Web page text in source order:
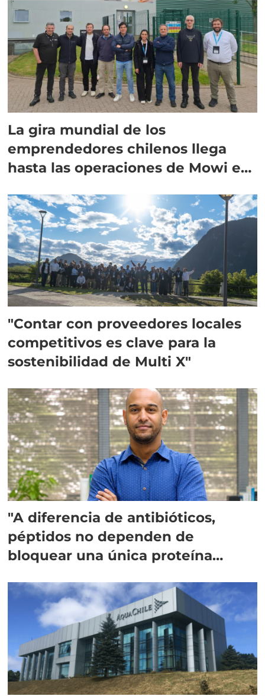
La gira mundial de los
emprendedores chilenos llega
hasta las operaciones de Mowi en
"Contar con proveedores locales
competitivos es clave para la
sostenibilidad de Multi X"
"A diferencia de antibióticos,
péptidos no dependen de
bloquear una única proteína